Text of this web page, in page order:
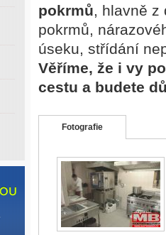
pokrmů , hlavně
pokrmů,
úseku, střídání
Věříme, že i vy
cestu a budete
Fotografie